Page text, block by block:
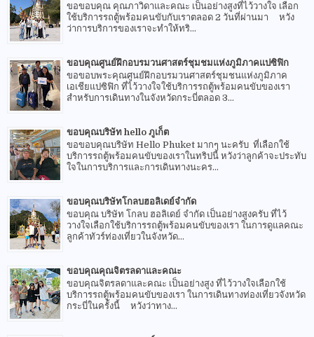
ขอขอบคุณ คุณภาวิดาและคณะ เป็นอย่างสูงที่ไว้วางใจ เลือก
ใช้บริการรถตู้พร้อมคนขับกับเราตลอด 2 วันที่ผ่านมา หวัง
ว่าการบริการของเราจะทำให้ทริ...
ขอบคุณศูนย์ฝึกอบรมวนศาสตร์ชุมชมแห่งภูมิภาคแปซิฟิก
ขอขอบพระคุณศูนย์ฝึกอบรมวนศาสตร์ชุมชนแห่งภูมิภาค
เอเชียแปซิฟิก ที่ไว้วางใจใช้บริการรถตู้พร้อมคนขับของเรา
สำหรับการเดินทางในจังหวัดกระบี่ตลอด 3...
ขอบคุณบริษัท hello ภูเก็ต
ขอขอบคุณบริษัท Hello Phuket มากๆ นะครับ ที่เลือกใช้
บริการรถตู้พร้อมคนขับของเราในทริปนี้ หวังว่าลูกค้าจะประทับ
ใจในการบริการและการเดินทางนะคร...
ขอบคุณบริษัทโกลบฮอลิเดย์จำกัด
ขอบคุณ บริษัท โกลบ ฮอลิเดย์ จำกัด เป็นอย่างสูงครับ ที่ไว้
วางใจเลือกใช้บริการรถตู้พร้อมคนขับของเรา ในการดูแลคณะ
ลูกค้าทัวร์ท่องเที่ยวในจังหวัด...
ขอบคุณคุณจิตรลดาและคณะ
ขอบคุณจิตรลดาและคณะ เป็นอย่างสูง ที่ไว้วางใจเลือกใช้
บริการรถตู้พร้อมคนขับของเรา ในการเดินทางท่องเที่ยวจังหวัด
กระบี่ในครั้งนี้ หวังว่าทาง...